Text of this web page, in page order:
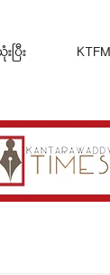
ြီး